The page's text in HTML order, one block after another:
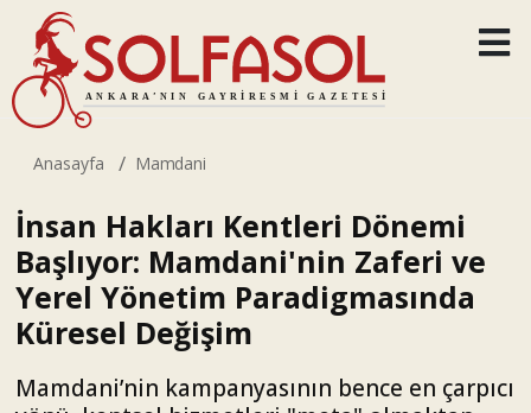
Anasayfa Mamdani
İnsan Hakları Kentleri Dönemi
Başlıyor: Mamdani'nin Zaferi ve
Yerel Yönetim Paradigmasında
Küresel Değişim
Mamdani’nin kampanyasının bence en çarpıcı